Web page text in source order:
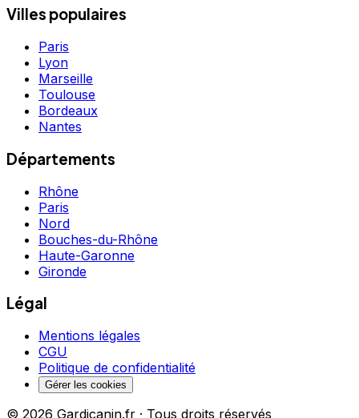
Villes populaires
Paris
Lyon
Marseille
Toulouse
Bordeaux
Nantes
Départements
Rhône
Paris
Nord
Bouches-du-Rhône
Haute-Garonne
Gironde
Légal
Mentions légales
CGU
Politique de confidentialité
Gérer les cookies
© 2026 Gardicanin.fr · Tous droits réservés